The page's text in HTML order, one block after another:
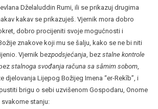
Dželaluddin Rumi, ili se prikazuj drugima
kakav se prikazuješ. Vjernik mora dobro
dobro procijeniti svoje mogućnosti i
znakove koji mu se šalju, kako se ne bi niti
Vjernik bezpodsjećanja , bez stalne kontrole
stalnoga svođanja računa sa sâmim sobom
djelovanja Lijepog Božijeg Imena “er-Rekîb”, i
brigu o sebi uzvišenom Gospodaru, Onome
stanju: